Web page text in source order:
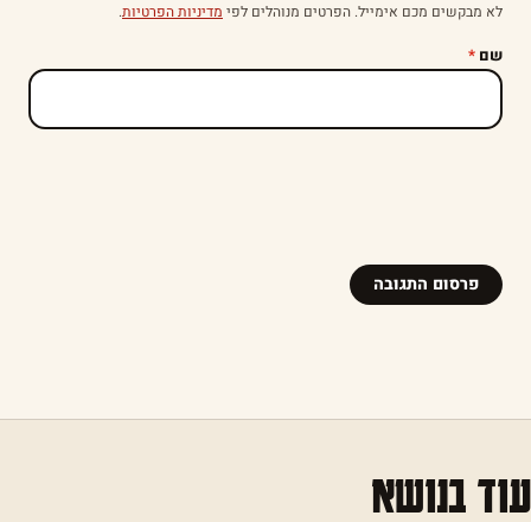
לא מבקשים מכם אימייל. הפרטים מנוהלים לפי מדיניות הפרטיות.
שם *
עוד בנושא